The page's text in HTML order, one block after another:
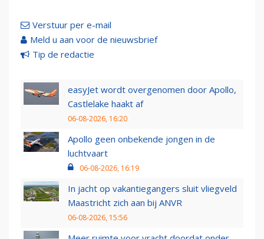
Verstuur per e-mail
Meld u aan voor de nieuwsbrief
Tip de redactie
easyJet wordt overgenomen door Apollo,
Castlelake haakt af
06-08-2026, 16:20
Apollo geen onbekende jongen in de
luchtvaart
06-08-2026, 16:19
In jacht op vakantiegangers sluit vliegveld
Maastricht zich aan bij ANVR
06-08-2026, 15:56